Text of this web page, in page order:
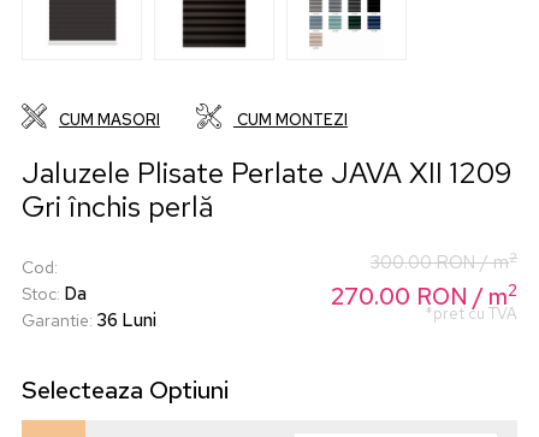
CUM MASORI CUM MONTEZI
Jaluzele Plisate Perlate JAVA XII 1209
Gri închis perlă
Cod:
Stoc: Da
Garantie: 36 Luni
300.00 RON/ m2
270.00 RON / m2
*pret cu TVA
Selecteaza Optiuni